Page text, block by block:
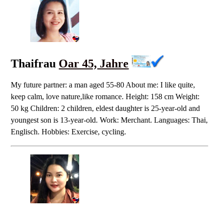
Thaifrau Oar 45, Jahre
My future partner: a man aged 55-80 About me: I like quite,
keep calm, love nature,like romance. Height: 158 cm Weight:
50 kg Children: 2 children, eldest daughter is 25-year-old and
youngest son is 13-year-old. Work: Merchant. Languages: Thai,
Englisch. Hobbies: Exercise, cycling.